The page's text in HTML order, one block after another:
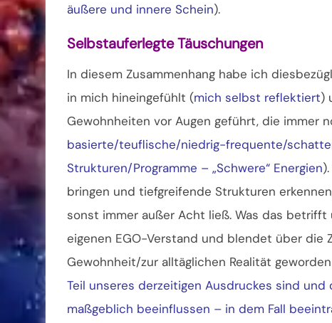
äußere und innere Schein).
Selbstauferlegte Täuschungen
In diesem Zusammenhang habe ich
in mich hineingefühlt (mich selbst reflektiert)
Gewohnheiten vor Augen geführt, die immer
basierte/teuflische/niedrig-frequente/
Strukturen/Programme – „Schwere“ Energien
bringen und tiefgreifende Strukturen
sonst immer außer Acht ließ. Was das
eigenen EGO-Verstand und blendet über
Gewohnheit/zur alltäglichen Realität
Teil unseres derzeitigen Ausdruckes sind
maßgeblich beeinflussen – in dem Fall